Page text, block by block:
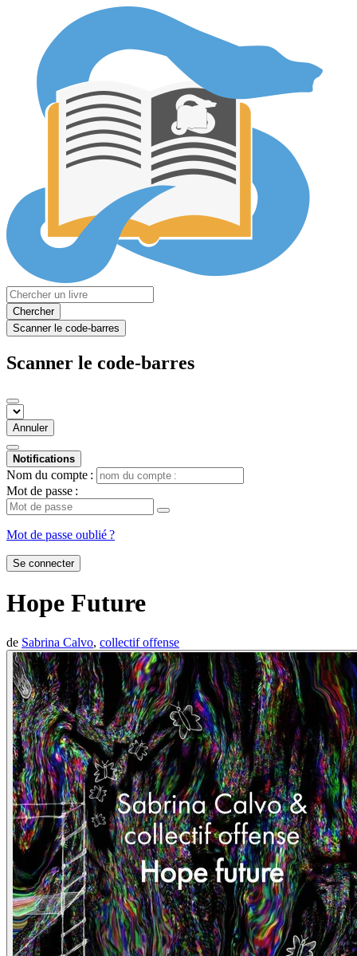
Chercher
Scanner le code-barres
Scanner le code-barres
Annuler
Notifications
Nom du compte :
Mot de passe :
Mot de passe oublié ?
Se connecter
Hope Future
de Sabrina Calvo, collectif offense